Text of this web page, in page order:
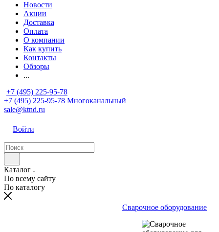
Новости
Акции
Доставка
Оплата
О компании
Как купить
Контакты
Обзоры
...
+7 (495) 225-95-78
+7 (495) 225-95-78 Многоканальный
sale@ktnd.ru
Войти
Каталог
По всему сайту
По каталогу
Сварочное оборудование